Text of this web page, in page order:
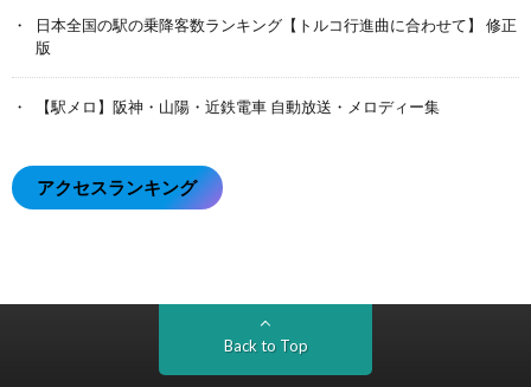
日本全国の駅の乗降客数ランキング【トルコ行進曲に合わせて】 修正
版
【駅メロ】阪神・山陽・近鉄電車 自動放送・メロディー集
アクセスランキング
Back to Top